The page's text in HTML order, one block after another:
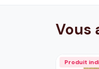
Vous
Produit